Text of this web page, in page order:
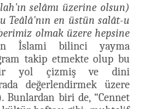
selâmı üzerine olsun)
Teâlâ'nın en üstün salât-u
olmak üzere hepsine
İslami bilinci yayma
takip etmekte olup bu
bir yol çizmiş ve dini
değerlendirmek üzere
Bunlardan biri de, “Cennet